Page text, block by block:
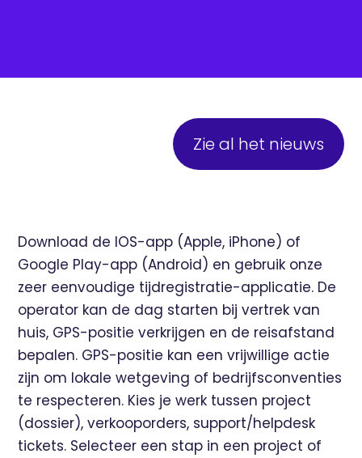
Zie al het nieuws
Download de IOS-app (Apple, iPhone) of
Google Play-app (Android) en gebruik onze
zeer eenvoudige tijdregistratie-applicatie. De
operator kan de dag starten bij vertrek van
huis, GPS-positie verkrijgen en de reisafstand
bepalen. GPS-positie kan een vrijwillige actie
zijn om lokale wetgeving of bedrijfsconventies
te respecteren. Kies je werk tussen project
(dossier), verkooporders, support/helpdesk
tickets. Selecteer een stap in een project of